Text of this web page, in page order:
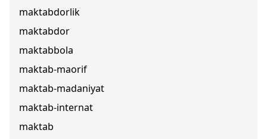
maktabdorlik
maktabdor
maktabbola
maktab-maorif
maktab-madaniyat
maktab-internat
maktab